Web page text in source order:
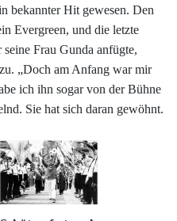
bekannter Hit gewesen. Den
Evergreen, und die letzte
Frau Gunda anfügte,
„Doch am Anfang war mir
ich ihn sogar von der Bühne
Sie hat sich daran gewöhnt.